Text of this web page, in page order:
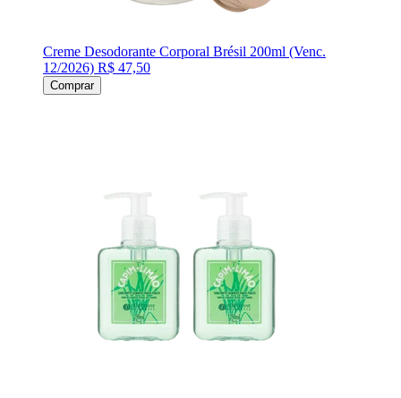
Creme Desodorante Corporal Brésil 200ml (Venc.
12/2026) R$ 47,50
Comprar